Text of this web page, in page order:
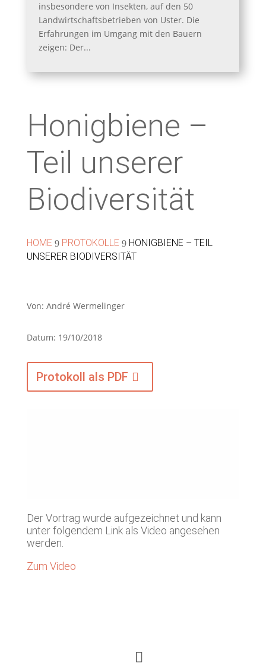
insbesondere von Insekten, auf den 50
Landwirtschaftsbetrieben von Uster. Die
Erfahrungen im Umgang mit den Bauern
zeigen: Der...
Honigbiene –
Teil unserer
Biodiversität
HOME 9 PROTOKOLLE 9 HONIGBIENE – TEIL
UNSERER BIODIVERSITÄT
Von: André Wermelinger
Datum: 19/10/2018
Protokoll als PDF
Der Vortrag wurde aufgezeichnet und kann
unter folgendem Link als Video angesehen
werden.
Zum Video